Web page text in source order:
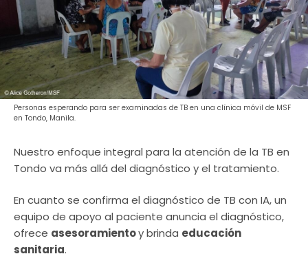
Personas esperando para ser examinadas de TB en una clínica móvil de MSF
en Tondo, Manila.
Nuestro enfoque integral para la atención de la TB en
Tondo va más allá del diagnóstico y el tratamiento.
En cuanto se confirma el diagnóstico de TB con IA, un
equipo de apoyo al paciente anuncia el diagnóstico,
ofrece asesoramientoy brinda educación
sanitaria.